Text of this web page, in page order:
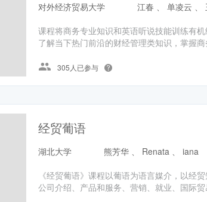
对外经济贸易大学
江春 、 单凌云 、
课程将商务专业知识和英语听说技能训练有
了解当下热门前沿的财经管理类知识，掌握
305人已参与
经贸葡语
湖北大学
熊芳华 、 Renata 、 iana
《经贸葡语》课程以葡语为语言媒介，以经
公司介绍、产品和服务、营销、就业、国际